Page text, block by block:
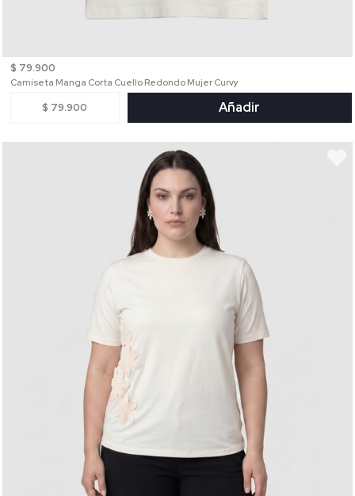
$ 79.900
Camiseta Manga Corta Cuello Redondo Mujer Curvy
$ 79.900 Añadir